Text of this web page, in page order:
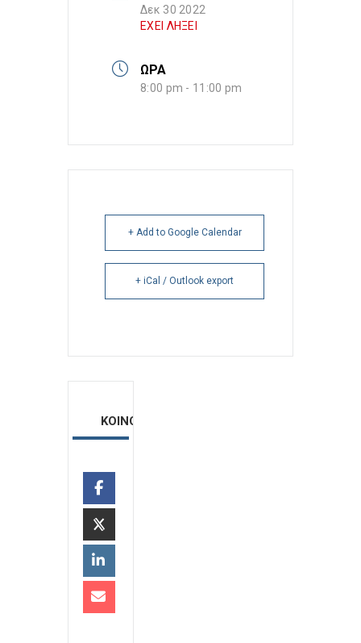
Δεκ 30 2022
ΕΧΕΙ ΛΗΞΕΙ
ΩΡΑ
8:00 pm - 11:00 pm
+ Add to Google Calendar
+ iCal / Outlook export
ΚΟΙΝΟΠΟΙΗΣΗ